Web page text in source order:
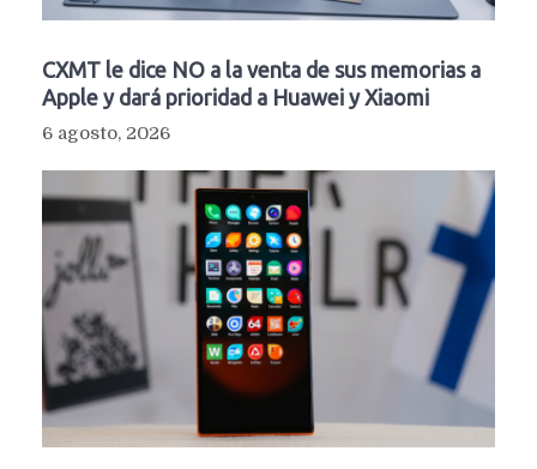
CXMT le dice NO a la venta de sus memorias a
Apple y dará prioridad a Huawei y Xiaomi
6 agosto, 2026